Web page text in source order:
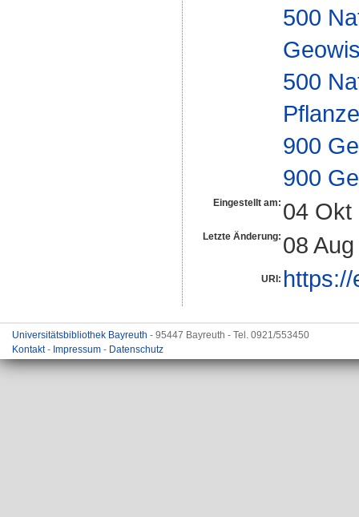
500
500
900
900
Eingestellt am: 04 Okt
Letzte Änderung: 08
URI:
Universitätsbibliothek Bayreuth - 95447 Bayreuth - Tel. 0921/553450
Kontakt- Impressum - Datenschutz